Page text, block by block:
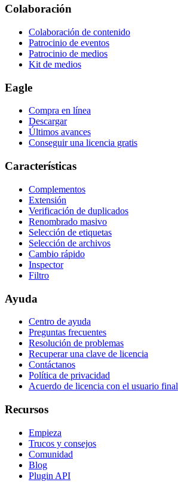
Colaboración
Colaboración de contenido
Patrocinio de eventos
Patrocinio de medios
Kit de medios
Eagle
Compra en línea
Descargar
Últimos avances
Conseguir una licencia gratis
Características
Complementos
Extensión
Verificación de duplicados
Renombrado masivo
Selección de etiquetas
Selección de archivos
Cambio rápido
Inspector
Filtro
Ayuda
Centro de ayuda
Preguntas frecuentes
Resolución de problemas
Recuperar una clave de licencia
Contáctanos
Política de privacidad
Acuerdo de licencia con el usuario final
Recursos
Empieza
Trucos y consejos
Comunidad
Blog
Plugin API